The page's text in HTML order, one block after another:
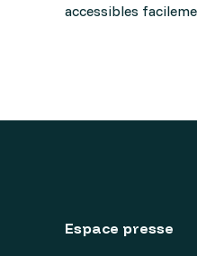
accessibles
Espace presse